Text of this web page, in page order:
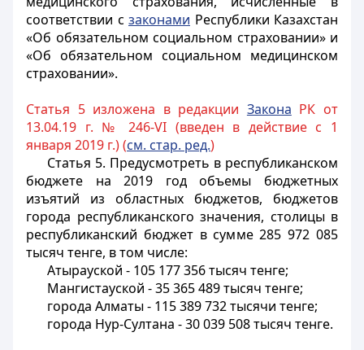
соответствии с законами Республики Казахстан
«Об обязательном социальном страховании» и
«Об обязательном социальном медицинском
страховании».
Статья 5 изложена в редакции Закона РК от
13.04.19 г. № 246-VI (введен в действие с 1
января 2019 г.) (см. стар. ред.)
Статья 5. Предусмотреть в республиканском
бюджете на 2019 год объемы бюджетных
изъятий из областных бюджетов, бюджетов
города республиканского значения, столицы в
республиканский бюджет в сумме 285 972 085
тысяч тенге, в том числе:
Атырауской - 105 177 356 тысяч тенге;
Мангистауской - 35 365 489 тысяч тенге;
города Алматы - 115 389 732 тысячи тенге;
города Нур-Султана - 30 039 508 тысяч тенге.